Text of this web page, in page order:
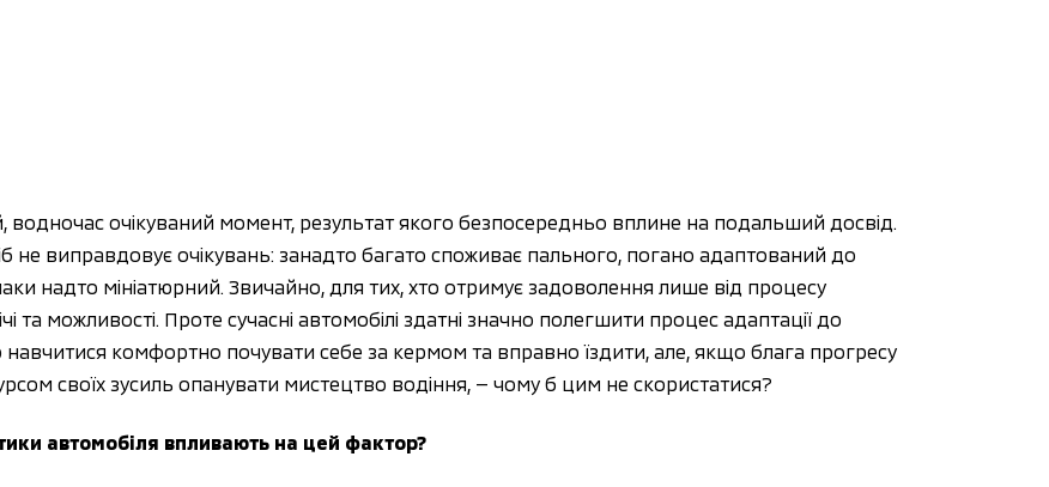
очікуваний момент, результат якого безпосередньо вплине на подальший досвід.
не виправдовує очікувань: занадто багато споживає пального, погано адаптований до
надто мініатюрний. Звичайно, для тих, хто отримує задоволення лише від процесу
та можливості. Проте сучасні автомобілі здатні значно полегшити процес адаптації до
навчитися комфортно почувати себе за кермом та вправно їздити, але, якщо блага прогресу
своїх зусиль опанувати мистецтво водіння, — чому б цим не скористатися?
автомобіля впливають на цей фактор?